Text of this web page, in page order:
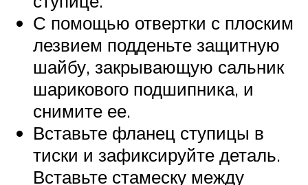
С помощью отвертки с плоским
лезвием подденьте защитную
шайбу, закрывающую сальник
шарикового подшипника, и
снимите ее.
Вставьте фланец ступицы в
тиски и зафиксируйте деталь.
Вставьте стамеску между